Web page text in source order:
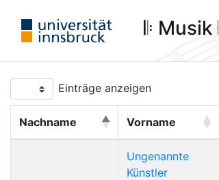
𝄆 Musik 𝄀
Einträge anzeigen
Nachname Vorname
Ungenannte
Künstler